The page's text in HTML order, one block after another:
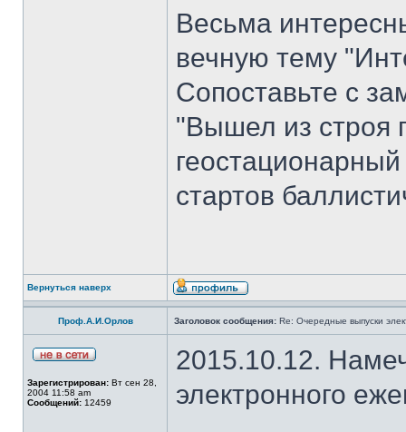
Весьма
вечную тему
Сопоставьте с
"Вышел из строя
стартов
Вернуться наверх
Проф.А.И.Орлов Заголовок сообщения: Re: Очередные выпуски
Зарегистрирован: Вт сен 28,
2004 11:58 am
Сообщений: 12459
2015.10.12.
электронного